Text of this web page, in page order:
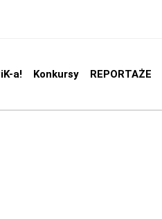
a! Konkursy REPORTAŻE